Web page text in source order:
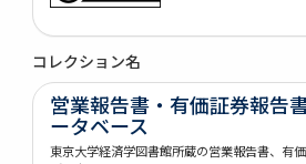
コレクション名
営業報告書・有価証券報告
ータベース
東京大学経済学図書館所蔵の営業報告書、有